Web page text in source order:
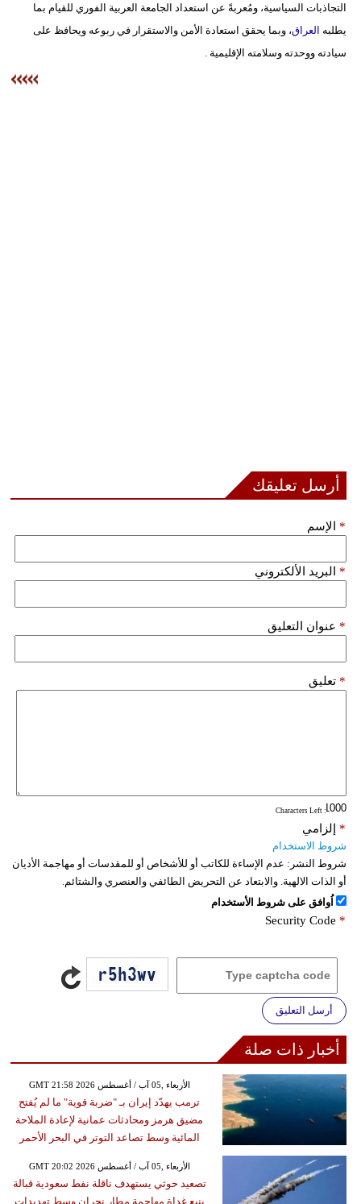
التجاذبات السياسية، ومُعربةً عن استعداد الجامعة العربية الفوري للقيام بما
يطلبه العراق، وبما يحقق استعادة الأمن والاستقرار في ربوعه ويحافظ على
سيادته ووحدته وسلامته الإقليمية .
أرسل تعليقك
الإسم *
البريد الألكتروني *
عنوان التعليق *
تعليق *
: Characters Left
إلزامي *
شروط الاستخدام
شروط النشر: عدم الإساءة للكاتب أو للأشخاص أو للمقدسات أو مهاجمة الأديان
أو الذات الالهية. والابتعاد عن التحريض الطائفي والعنصري والشتائم.
اُوافق على شروط الأستخدام
Security Code *
أرسل التعليق
أخبار ذات صلة
GMT 21:58 2026 الأربعاء ,05 آب / أغسطس
ترمب يهدّد إيران بـ "ضربة قوية" ما لم يُفتح
مضيق هرمز ومحادثات عمانية لإعادة الملاحة
المائية وسط تصاعد التوتر في البحر الأحمر
GMT 20:02 2026 الأربعاء ,05 آب / أغسطس
تصعيد حوثي يستهدف ناقلة نفط سعودية قبالة
ينبع غداة مهاجمة مطار نجران وسط تهديدات